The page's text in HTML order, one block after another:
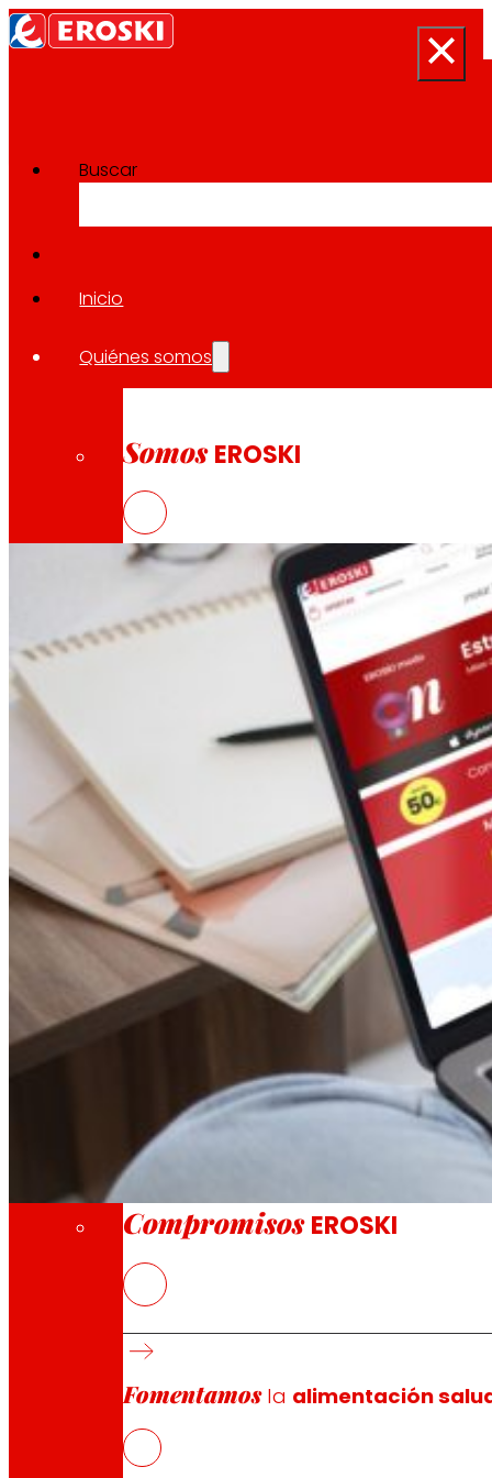
Buscar
Inicio
Quiénes somos
Somos EROSKI
Así somos
Todo nuestro ADN: un viaje por la misión, la
Somos por y para las personas. Descubre
Fundación
A través de nuestra Fundación impulsamos
Compromisos
Compromisos EROSKI
Fomentamosla alimentación
Sala de prensa
Volver a todas las noticias
24.09.2025
EROSKI acelera su estrategia
El nuevo Marketplace refuerza la
La plataforma pone el foco en la